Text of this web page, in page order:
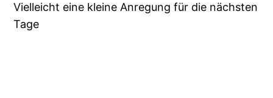
Vielleicht eine kleine Anregung für die nächsten
Tage